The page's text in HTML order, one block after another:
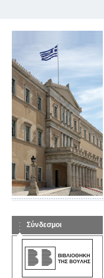
Σύνδεσμοι